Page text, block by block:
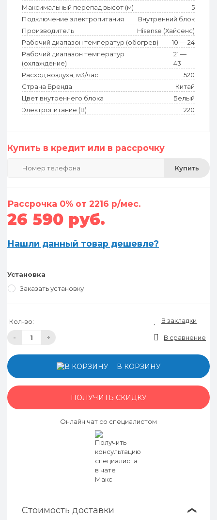
Максимальный перепад высот (м)
5
Подключение электропитания
Внутренний блок
Производитель
Hisense (Хайсенс)
Рабочий диапазон температур (обогрев)
-10 — 24
Рабочий диапазон температур
(охлаждение)
21 —
43
Расход воздуха, м3/час
520
Страна Бренда
Китай
Цвет внутреннего блока
Белый
Электропитание (В)
220
Купить в кредит или в рассрочку
Купить
Рассрочка 0% от 2216 р/мес.
26 590 руб.
Нашли данный товар дешевле?
Установка
Заказать установку
Кол-во:
- +
В закладки
В сравнение
В КОРЗИНУ
ПОЛУЧИТЬ СКИДКУ
Онлайн чат со специалистом
Стоимость доставки ❯